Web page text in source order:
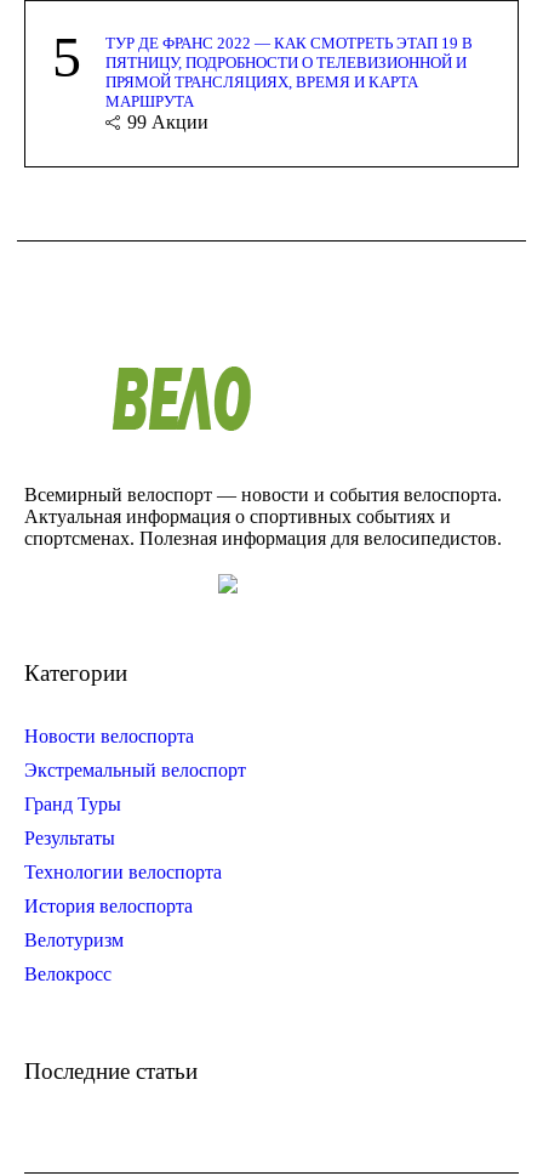
5
ТУР ДЕ ФРАНС 2022 — КАК СМОТРЕТЬ ЭТАП 19 В
ПЯТНИЦУ, ПОДРОБНОСТИ О ТЕЛЕВИЗИОННОЙ И
ПРЯМОЙ ТРАНСЛЯЦИЯХ, ВРЕМЯ И КАРТА
МАРШРУТА
99 Акции
Всемирный велоспорт — новости и события велоспорта.
Актуальная информация о спортивных событиях и
спортсменах. Полезная информация для велосипедистов.
Категории
Новости велоспорта
Экстремальный велоспорт
Гранд Туры
Результаты
Технологии велоспорта
История велоспорта
Велотуризм
Велокросс
Последние статьи